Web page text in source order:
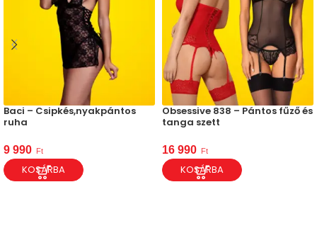
Baci – Csipkés,nyakpántos
ruha
9 990 Ft
KOSÁRBA
Obsessive 838 – Pántos fűző és
tanga szett
16 990 Ft
KOSÁRBA